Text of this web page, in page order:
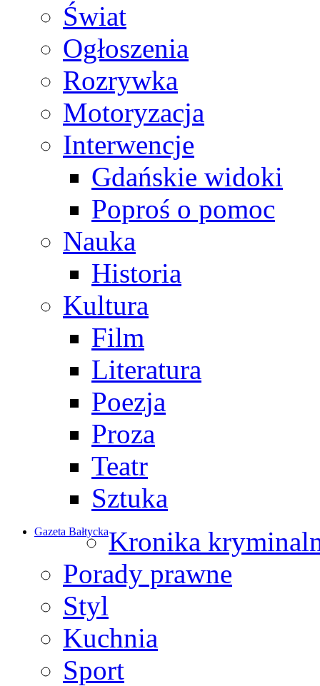
Świat
Ogłoszenia
Rozrywka
Motoryzacja
Interwencje
Gdańskie widoki
Poproś o pomoc
Nauka
Historia
Kultura
Film
Literatura
Poezja
Proza
Teatr
Sztuka
Gazeta BałtyckaKronika
Porady prawne
Styl
Kuchnia
Sport